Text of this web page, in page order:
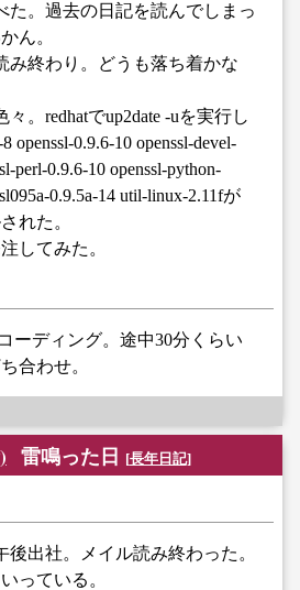
た。過去の日記を読んでしまっ
ん。
み終わり。どうも落ち着かな
々。redhatでup2date -uを実行し
openssl-0.9.6-10 openssl-devel-
perl-0.9.6-10 openssl-python-
0.9.5a-14 util-linux-2.11fが
れた。
してみた。
ーディング。途中30分くらい
合わせ。
雷鳴った日 [長年日記]
後出社。メイル読み終わった。
っている。